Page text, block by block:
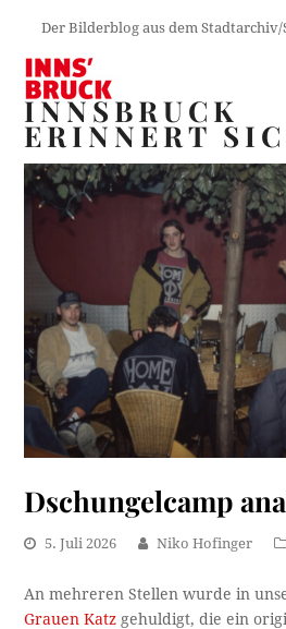
Der Bilderblog aus dem
INNSBRUCK
ERINNERT
Dschungelcamp
5. Juli 2026 Niko Hofinger
An mehreren Stellen wurde in
Grauen Katz gehuldigt, die ein